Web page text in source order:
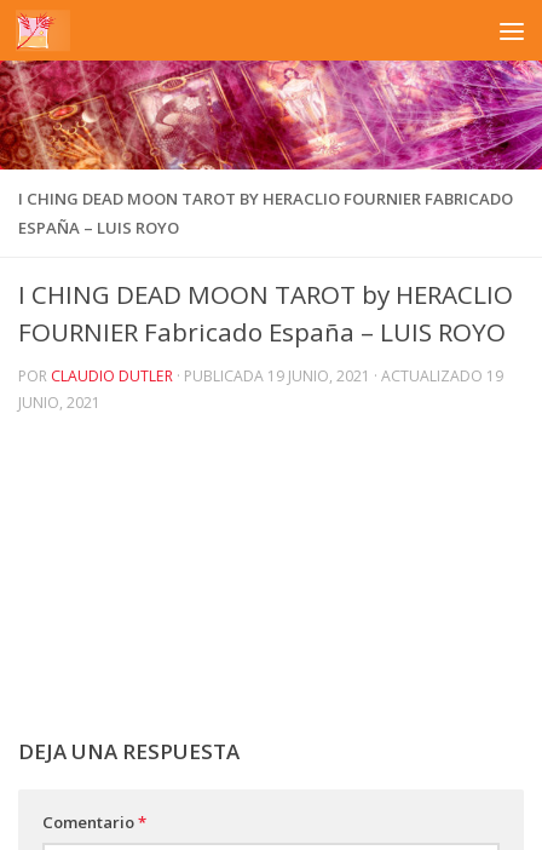
Saltar al contenido
I CHING DEAD MOON TAROT BY HERACLIO FOURNIER FABRICADO
ESPAÑA – LUIS ROYO
I CHING DEAD MOON TAROT by HERACLIO
FOURNIER Fabricado España – LUIS ROYO
POR CLAUDIO DUTLER · PUBLICADA 19 JUNIO, 2021 · ACTUALIZADO 19
JUNIO, 2021
DEJA UNA RESPUESTA
Comentario*